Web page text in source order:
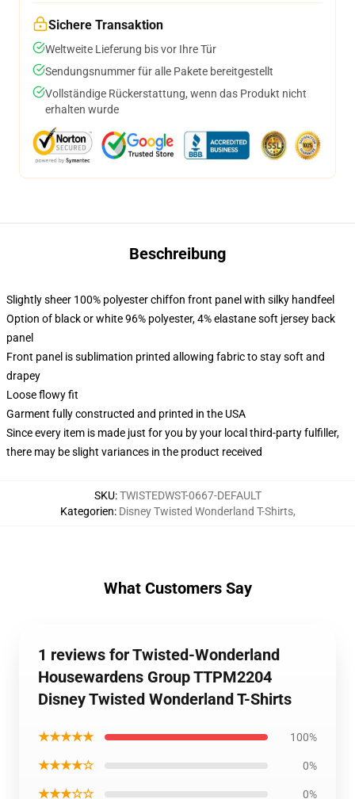
Sichere Transaktion
Weltweite Lieferung bis vor Ihre Tür
Sendungsnummer für alle Pakete bereitgestellt
Vollständige Rückerstattung, wenn das Produkt nicht
erhalten wurde
Beschreibung
Slightly sheer 100% polyester chiffon front panel with silky handfeel
Option of black or white 96% polyester, 4% elastane soft jersey back
panel
Front panel is sublimation printed allowing fabric to stay soft and
drapey
Loose flowy fit
Garment fully constructed and printed in the USA
Since every item is made just for you by your local third-party fulfiller,
there may be slight variances in the product received
SKU:TWISTEDWST-0667-DEFAULT
Kategorien: Disney Twisted Wonderland T-Shirts,
What Customers Say
1 reviews for Twisted-Wonderland
Housewardens Group TTPM2204
Disney Twisted Wonderland T-Shirts
★★★★★ 100%
★★★★☆ 0%
★★★☆☆ 0%